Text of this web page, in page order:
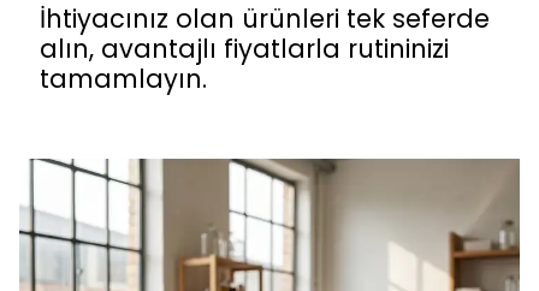
İhtiyacınız olan ürünleri tek seferde
alın, avantajlı fiyatlarla rutininizi
tamamlayın.